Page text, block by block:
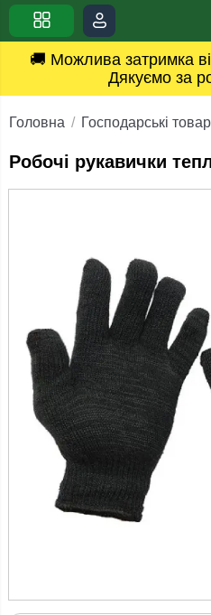
🚚 Можлива затримка
Дякуємо за
Головна Господарські
Робочі рукавички